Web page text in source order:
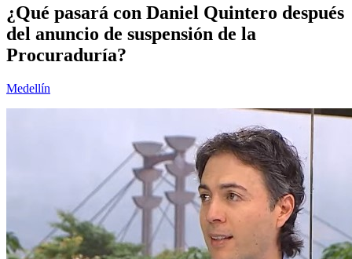
¿Qué pasará con Daniel Quintero después
del anuncio de suspensión de la
Procuraduría?
Medellín